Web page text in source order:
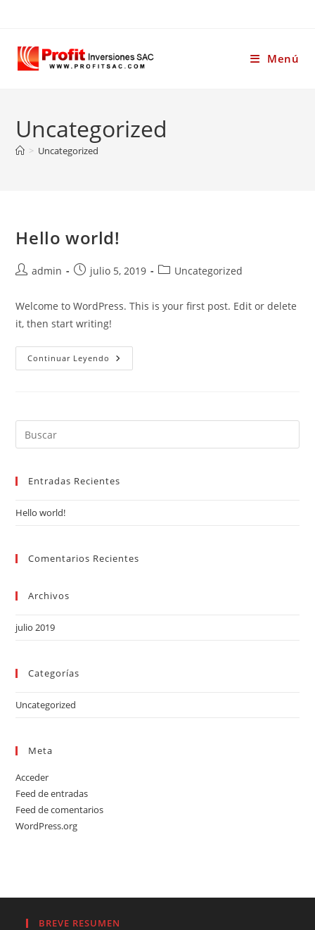
contenido
Menú
Uncategorized
> Uncategorized
Hello world!
Autor
la
entrada:
admin
Publicación
la
entrada:
julio 5, 2019
Categoría
entrada:
Uncategorized
Welcome to WordPress. This is your first post. Edit or delete
it, then start writing!
Continuar Leyendo Hello
World!
Entradas Recientes
Hello world!
Comentarios Recientes
Archivos
julio 2019
Categorías
Uncategorized
Meta
Acceder
Feed de entradas
Feed de comentarios
WordPress.org
BREVE RESUMEN